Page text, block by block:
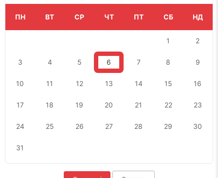
ПН ВТ СР ЧТ ПТ СБ НД
1 2
3 4 5 6 7 8 9
10 11 12 13 14 15 16
17 18 19 20 21 22 23
24 25 26 27 28 29 30
31